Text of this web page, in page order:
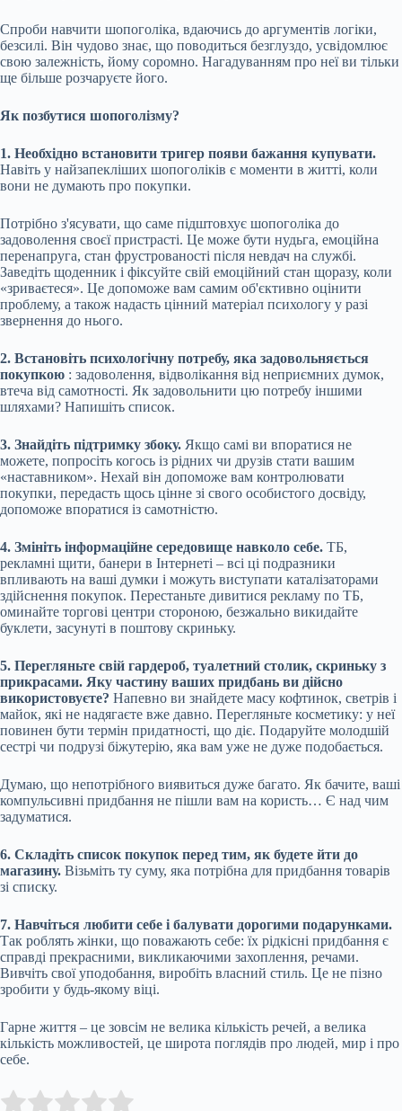
Спроби навчити шопоголіка, вдаючись до аргументів логіки,
безсилі. Він чудово знає, що поводиться безглуздо, усвідомлює
свою залежність, йому соромно. Нагадуванням про неї ви тільки
ще більше розчаруєте його.
Як позбутися шопоголізму?
1. Необхідно встановити тригер появи бажання купувати.
Навіть у найзапекліших шопоголіків є моменти в житті, коли
вони не думають про покупки.
Потрібно з'ясувати, що саме підштовхує шопоголіка до
задоволення своєї пристрасті. Це може бути нудьга, емоційна
перенапруга, стан фрустрованості після невдач на службі.
Заведіть щоденник і фіксуйте свій емоційний стан щоразу, коли
«зриваєтеся». Це допоможе вам самим об'єктивно оцінити
проблему, а також надасть цінний матеріал психологу у разі
звернення до нього.
2. Встановіть психологічну потребу, яка задовольняється
покупкою : задоволення, відволікання від неприємних думок,
втеча від самотності. Як задовольнити цю потребу іншими
шляхами? Напишіть список.
3. Знайдіть підтримку збоку. Якщо самі ви впоратися не
можете, попросіть когось із рідних чи друзів стати вашим
«наставником». Нехай він допоможе вам контролювати
покупки, передасть щось цінне зі свого особистого досвіду,
допоможе впоратися із самотністю.
4. Змініть інформаційне середовище навколо себе. ТБ,
рекламні щити, банери в Інтернеті – всі ці подразники
впливають на ваші думки і можуть виступати каталізаторами
здійснення покупок. Перестаньте дивитися рекламу по ТБ,
оминайте торгові центри стороною, безжально викидайте
буклети, засунуті в поштову скриньку.
5. Перегляньте свій гардероб, туалетний столик, скриньку з
прикрасами. Яку частину ваших придбань ви дійсно
використовуєте? Напевно ви знайдете масу кофтинок, светрів і
майок, які не надягаєте вже давно. Перегляньте косметику: у неї
повинен бути термін придатності, що діє. Подаруйте молодшій
сестрі чи подрузі біжутерію, яка вам уже не дуже подобається.
Думаю, що непотрібного виявиться дуже багато. Як бачите, ваші
компульсивні придбання не пішли вам на користь… Є над чим
задуматися.
6. Складіть список покупок перед тим, як будете йти до
магазину. Візьміть ту суму, яка потрібна для придбання товарів
зі списку.
7. Навчіться любити себе і балувати дорогими подарунками.
Так роблять жінки, що поважають себе: їх рідкісні придбання є
справді прекрасними, викликаючими захоплення, речами.
Вивчіть свої уподобання, виробіть власний стиль. Це не пізно
зробити у будь-якому віці.
Гарне життя – це зовсім не велика кількість речей, а велика
кількість можливостей, це широта поглядів про людей, мир і про
себе.
Rate this item: